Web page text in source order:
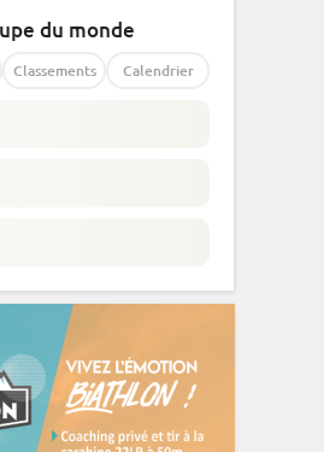
du monde
Classements Calendrier